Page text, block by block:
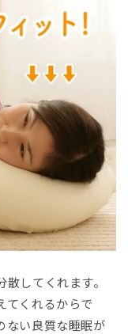
してくれます。
てくれるからで
ない良質な睡眠が